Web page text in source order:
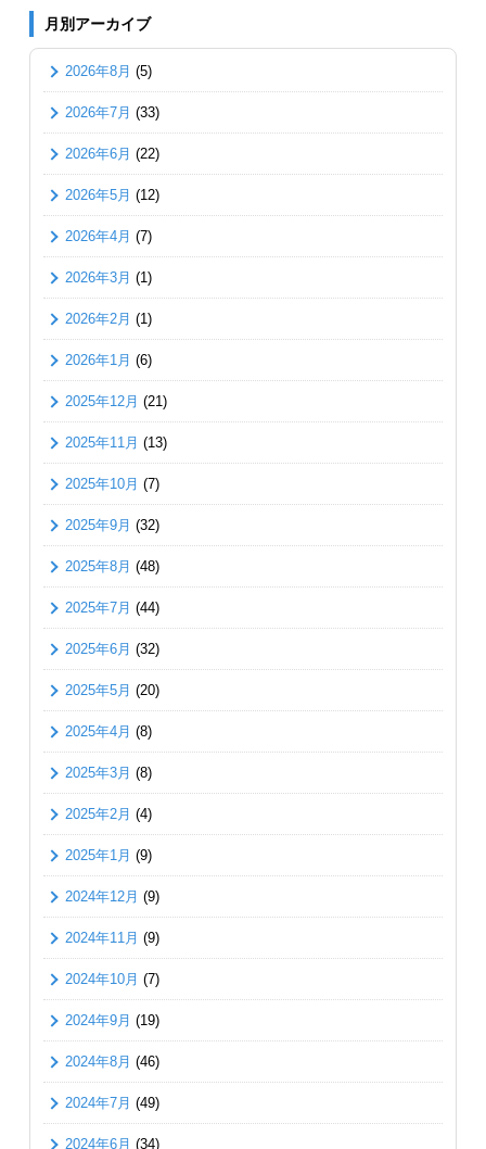
月別アーカイブ
2026年8月 (5)
2026年7月 (33)
2026年6月 (22)
2026年5月 (12)
2026年4月 (7)
2026年3月 (1)
2026年2月 (1)
2026年1月 (6)
2025年12月 (21)
2025年11月 (13)
2025年10月 (7)
2025年9月 (32)
2025年8月 (48)
2025年7月 (44)
2025年6月 (32)
2025年5月 (20)
2025年4月 (8)
2025年3月 (8)
2025年2月 (4)
2025年1月 (9)
2024年12月 (9)
2024年11月 (9)
2024年10月 (7)
2024年9月 (19)
2024年8月 (46)
2024年7月 (49)
2024年6月 (34)